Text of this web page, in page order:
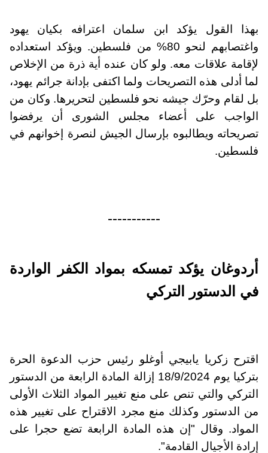
بهذا القول يؤكد ابن سلمان اعترافه بكيان يهود
واغتصابهم لنحو 80% من فلسطين. ويؤكد استعداده
لإقامة علاقات معه. ولو كان عنده أية ذرة من الإخلاص
لما أدلى هذه التصريحات ولما اكتفى بإدانة جرائم يهود،
بل لقام وحرّك جيشه نحو فلسطين لتحريرها. وكان من
الواجب على أعضاء مجلس الشورى أن يرفضوا
تصريحاته ويطالبوه بإرسال الجيش لنصرة إخوانهم في
فلسطين.
-----------
أردوغان يؤكد تمسكه بمواد الكفر الواردة
في الدستور التركي
اقترح زكريا يابيجي أوغلو رئيس حزب الدعوة الحرة
بتركيا يوم 18/9/2024 إزالة المادة الرابعة من الدستور
التركي والتي تنص على منع تغيير المواد الثلاث الأولى
من الدستور وكذلك منع مجرد الاقتراح على تغيير هذه
المواد. وقال "إن هذه المادة الرابعة تضع حجرا على
إرادة الأجيال القادمة".